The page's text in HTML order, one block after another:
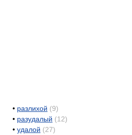
• разлихой (9)
• разудалый (12)
• удалой (27)